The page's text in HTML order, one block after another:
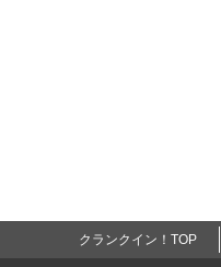
クランクイン！TOP